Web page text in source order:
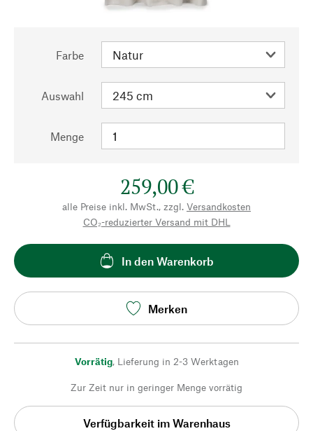
Farbe
Auswahl
Menge
259,00 €
alle Preise inkl. MwSt., zzgl. Versandkosten
CO₂-reduzierter Versand mit DHL
In den Warenkorb
Merken
Vorrätig, Lieferung in 2-3 Werktagen
Zur Zeit nur in geringer Menge vorrätig
Verfügbarkeit im Warenhaus